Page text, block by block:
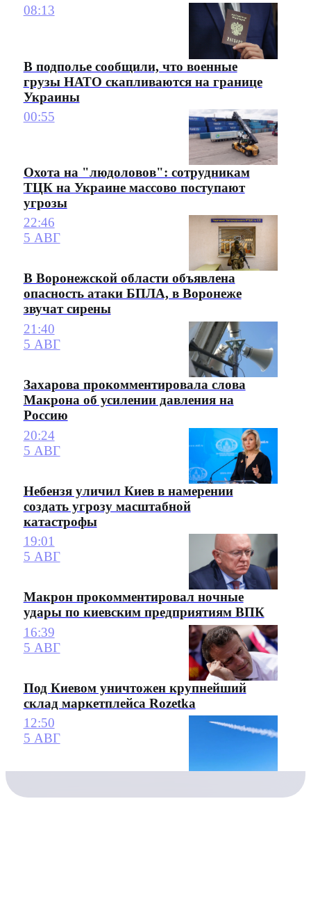
08:13
В подполье сообщили, что военные
грузы НАТО скапливаются на границе
Украины
00:55
Охота на "людоловов": сотрудникам
ТЦК на Украине массово поступают
угрозы
22:46
5 АВГ
В Воронежской области объявлена
опасность атаки БПЛА, в Воронеже
звучат сирены
21:40
5 АВГ
Захарова прокомментировала слова
Макрона об усилении давления на
Россию
20:24
5 АВГ
Небензя уличил Киев в намерении
создать угрозу масштабной
катастрофы
19:01
5 АВГ
Макрон прокомментировал ночные
удары по киевским предприятиям ВПК
16:39
5 АВГ
Под Киевом уничтожен крупнейший
склад маркетплейса Rozetka
12:50
5 АВГ